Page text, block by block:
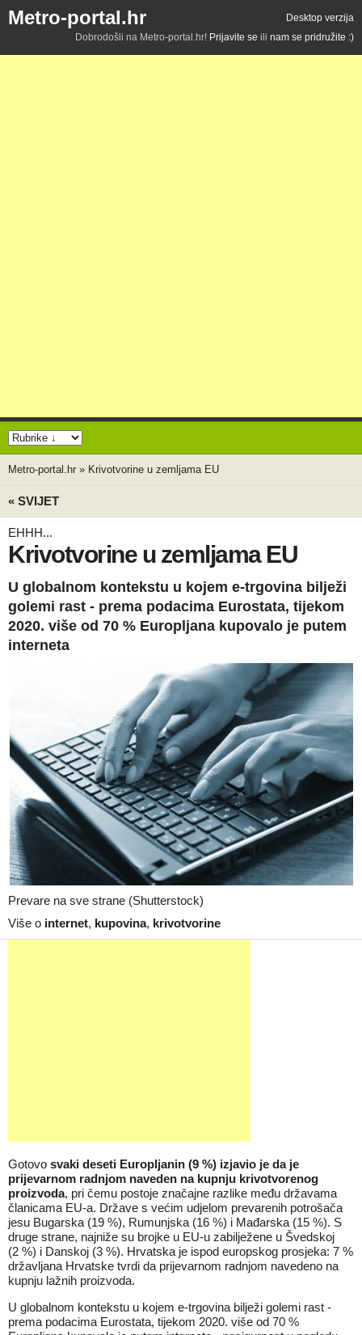
Metro-portal.hr
Desktop verzija
Dobrodošli na Metro-portal.hr! Prijavite se ili nam se pridružite :)
Metro-portal.hr » Krivotvorine u zemljama EU
« SVIJET
EHHH...
Krivotvorine u zemljama EU
U globalnom kontekstu u kojem e-trgovina bilježi
golemi rast - prema podacima Eurostata, tijekom
2020. više od 70 % Europljana kupovalo je putem
interneta
Prevare na sve strane (Shutterstock)
Više o internet, kupovina, krivotvorine
Gotovo svaki deseti Europljanin (9 %) izjavio je da je
prijevarnom radnjom naveden na kupnju krivotvorenog
proizvoda, pri čemu postoje značajne razlike među državama
članicama EU-a. Države s većim udjelom prevarenih potrošača
jesu Bugarska (19 %), Rumunjska (16 %) i Mađarska (15 %). S
druge strane, najniže su brojke u EU-u zabilježene u Švedskoj
(2 %) i Danskoj (3 %). Hrvatska je ispod europskog prosjeka: 7 %
državljana Hrvatske tvrdi da prijevarnom radnjom navedeno na
kupnju lažnih proizvoda.
U globalnom kontekstu u kojem e-trgovina bilježi golemi rast -
prema podacima Eurostata, tijekom 2020. više od 70 %